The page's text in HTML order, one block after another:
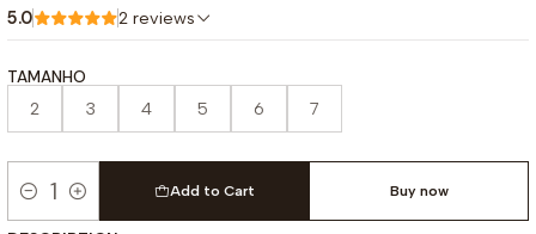
5.0 2 reviews
TAMANHO
2 3 4 5 6 7
Quantity
Add to Cart Buy now